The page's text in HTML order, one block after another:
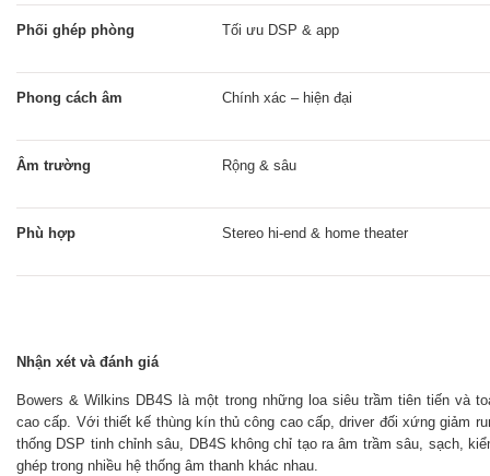
Phối ghép phòng Tối ưu DSP & app
Phong cách âm Chính xác – hiện đại
Âm trường Rộng & sâu
Phù hợp Stereo hi-end & home theater
Nhận xét và đánh giá
Bowers & Wilkins DB4S là một trong những loa siêu trầm tiên tiến và
cao cấp. Với thiết kế thùng kín thủ công cao cấp, driver đối xứng giảm
thống DSP tinh chỉnh sâu, DB4S không chỉ tạo ra âm trầm sâu, sạch,
ghép trong nhiều hệ thống âm thanh khác nhau.